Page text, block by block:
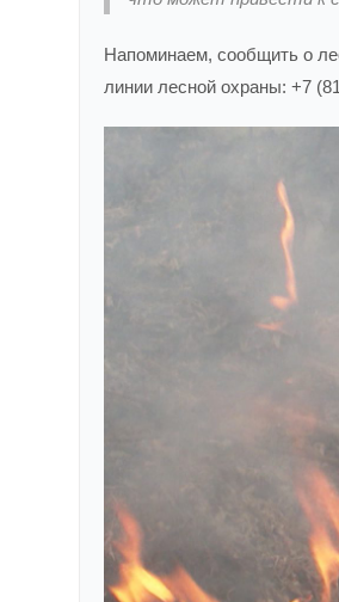
Напоминаем, сообщить о
линии лесной охраны: +7